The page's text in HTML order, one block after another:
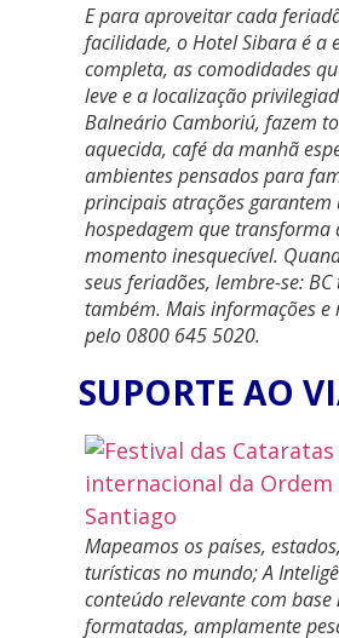
E para aproveitar cada
facilidade, o Hotel Sibara é a
completa, as comodidades
leve e a localização
Balneário Camboriú, fazem
aquecida, café da manhã
ambientes pensados para
principais atrações garantem
hospedagem que
momento inesquecível.
seus feriadões, lembre-se:
também. Mais informações e
pelo 0800 645 5020.
SUPORTE AO
Mapeamos os países,
turísticas no mundo; A
conteúdo relevante com
formatadas, amplamente